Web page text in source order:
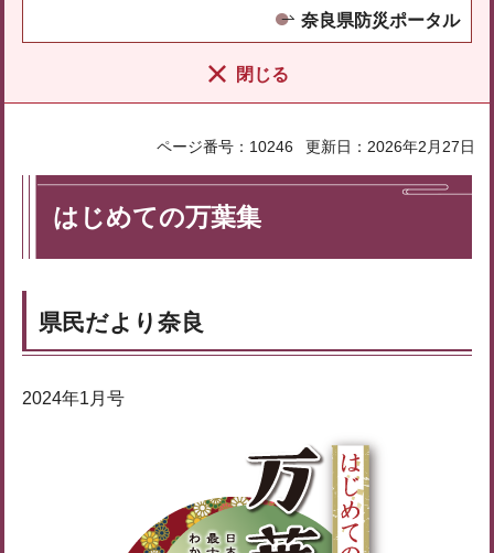
奈良県防災ポータル
閉じる
ページ番号：10246 更新日：2026年2月27日
はじめての万葉集
県民だより奈良
2024年1月号